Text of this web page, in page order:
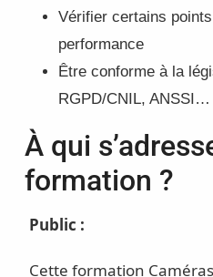
Vérifier certains
performance
Être conforme à la
RGPD/CNIL, ANSSI…
À qui
formation ?
Public :
Cette formation